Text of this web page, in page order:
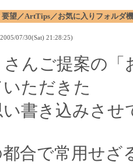
要望／ArtTips／お気に入りフォルダ
07/30(Sat) 21:28:25)
さんご提案の
ただきた
い書き込みさ
合で常用せざ